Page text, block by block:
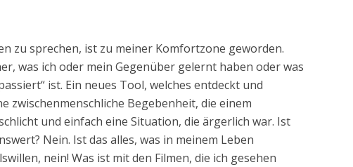
zu sprechen, ist zu meiner Komfortzone geworden.
was ich oder mein Gegenüber gelernt haben oder was
ist. Ein neues Tool, welches entdeckt und
zwischenmenschliche Begebenheit, die einem
und einfach eine Situation, die ärgerlich war. Ist
Nein. Ist das alles, was in meinem Leben
nein! Was ist mit den Filmen, die ich gesehen